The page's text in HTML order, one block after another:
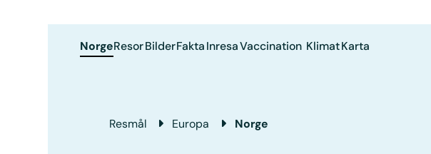
NorgeResorBilderFaktaInresaVaccination KlimatKarta
Resmål Europa Norge